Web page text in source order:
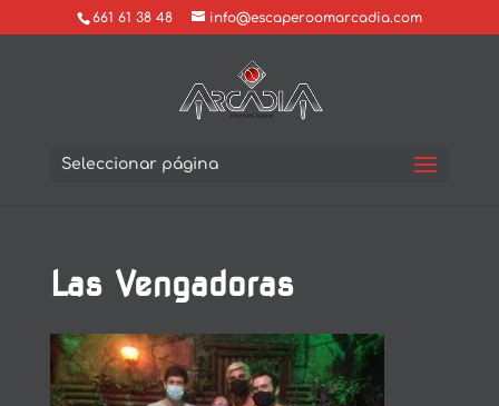
661 61 38 48 info@escaperoomarcadia.com
Seleccionar página
Las Vengadoras